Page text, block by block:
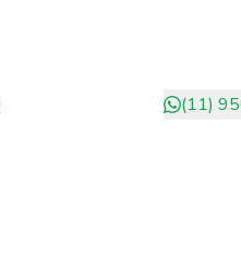
(11)